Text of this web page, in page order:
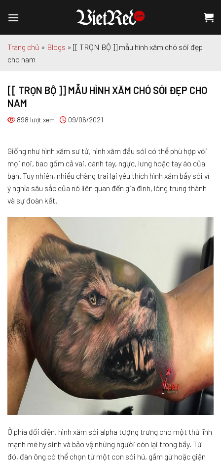
đến
dungTrang chủ » Blogs » [[ TRỌN BỘ ]] mẫu hình xăm chó sói đẹp
cho nam
[[ TRỌN BỘ ]] MẪU HÌNH XĂM CHÓ SÓI ĐẸP CHO
NAM
898 lượt xem 09/06/2021
Giống như hình xăm sư tử, hình xăm đầu sói có thể phù hợp với
mọi nơi, bao gồm cả vai, cánh tay, ngực, lưng hoặc tay áo của
bạn. Tuy nhiên, nhiều chàng trai lại yêu thích hình xăm bầy sói vì
ý nghĩa sâu sắc của nó liên quan đến gia đình, lòng trung thành
và sự đoàn kết.
Ở phía đối diện, hình xăm sói alpha tượng trưng cho một thủ lĩnh
mạnh mẽ hy sinh và bảo vệ những người còn lại trong bầy. Từ
đó, đàn ông có thể chọn từ một con sói hú, gầm gừ hoặc giận